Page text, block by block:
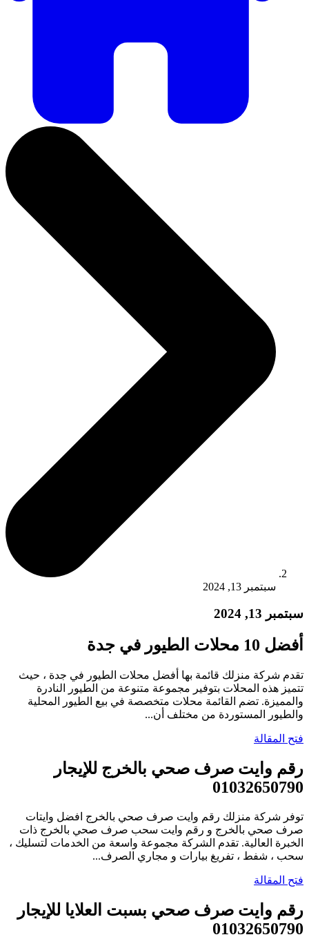
سبتمبر 13, 2024
سبتمبر 13, 2024
أفضل 10 محلات الطيور في جدة
تقدم شركة منزلك قائمة بها أفضل محلات الطيور في جدة ، حيث
تتميز هذه المحلات بتوفير مجموعة متنوعة من الطيور النادرة
والمميزة. تضم القائمة محلات متخصصة في بيع الطيور المحلية
والطيور المستوردة من مختلف أن...
فتح المقالة
رقم وايت صرف صحي بالخرج للإيجار
01032650790
توفر شركة منزلك رقم وايت صرف صحي بالخرج افضل وايتات
صرف صحي بالخرج و رقم وايت سحب صرف صحي بالخرج ذات
الخبرة العالية. تقدم الشركة مجموعة واسعة من الخدمات لتسليك ،
سحب ، شفط ، تفريغ بيارات و مجاري الصرف...
فتح المقالة
رقم وايت صرف صحي بسبت العلايا للإيجار
01032650790